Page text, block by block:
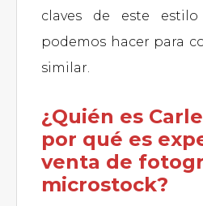
claves de este
podemos hacer para
similar.
¿Quién es
por qué es
venta de
microstock?